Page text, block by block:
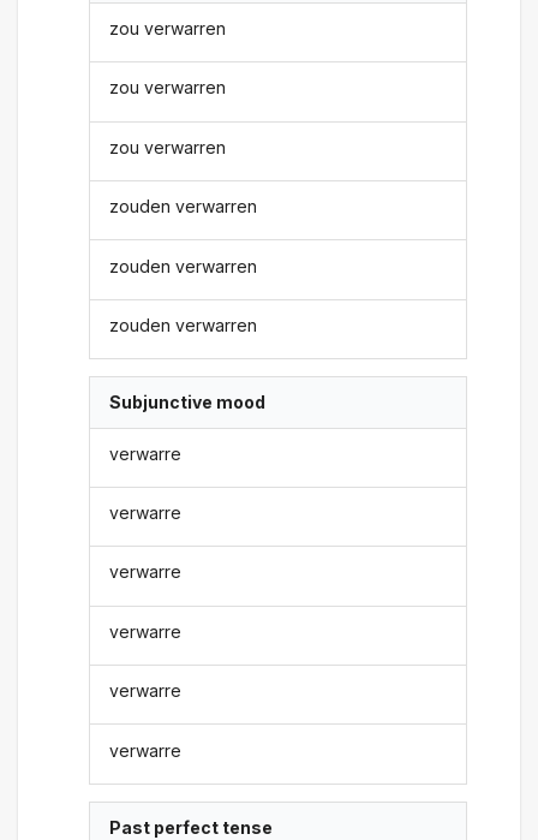
zou verwarren
zou verwarren
zou verwarren
zouden verwarren
zouden verwarren
zouden verwarren
Subjunctive mood
verwarre
verwarre
verwarre
verwarre
verwarre
verwarre
Past perfect tense